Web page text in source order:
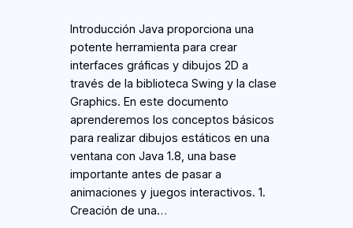
Introducción Java proporciona una
potente herramienta para crear
interfaces gráficas y dibujos 2D a
través de la biblioteca Swing y la clase
Graphics. En este documento
aprenderemos los conceptos básicos
para realizar dibujos estáticos en una
ventana con Java 1.8, una base
importante antes de pasar a
animaciones y juegos interactivos. 1.
Creación de una…